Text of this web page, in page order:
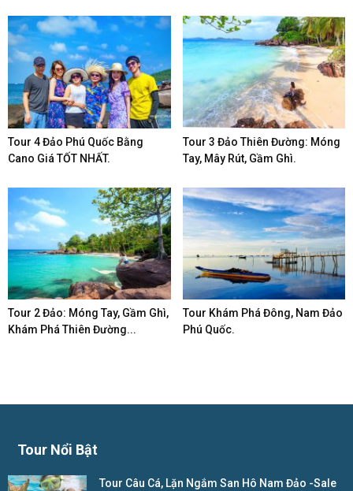
Tour 4 Đảo Phú Quốc Bằng
Cano Giá TỐT NHẤT.
Tour 3 Đảo Thiên Đường: Móng
Tay, Mây Rút, Gầm Ghì.
Tour 2 Đảo: Móng Tay, Gầm Ghì,
Khám Phá Thiên Đường...
Tour Khám Phá Đông, Nam Đảo
Phú Quốc.
Tour Nổi Bật
Tour Câu Cá, Lặn Ngắm San Hô Nam Đảo -Sale